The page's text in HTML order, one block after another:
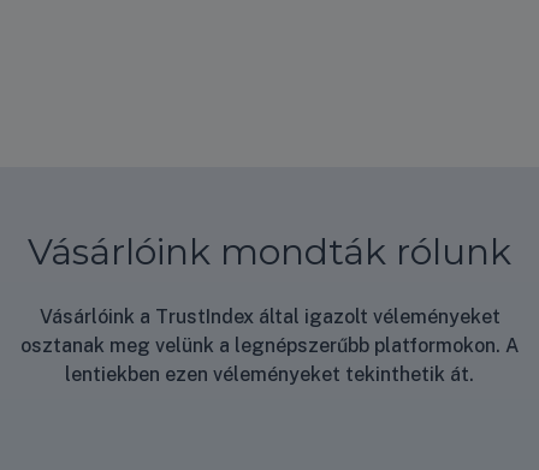
Vásárlóink mondták rólunk
Vásárlóink a TrustIndex által igazolt véleményeket
osztanak meg velünk a legnépszerűbb platformokon. A
lentiekben ezen véleményeket tekinthetik át.